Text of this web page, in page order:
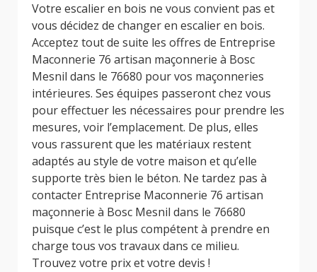
Votre escalier en bois ne vous convient pas et
vous décidez de changer en escalier en bois.
Acceptez tout de suite les offres de Entreprise
Maconnerie 76 artisan maçonnerie à Bosc
Mesnil dans le 76680 pour vos maçonneries
intérieures. Ses équipes passeront chez vous
pour effectuer les nécessaires pour prendre les
mesures, voir l’emplacement. De plus, elles
vous rassurent que les matériaux restent
adaptés au style de votre maison et qu’elle
supporte très bien le béton. Ne tardez pas à
contacter Entreprise Maconnerie 76 artisan
maçonnerie à Bosc Mesnil dans le 76680
puisque c’est le plus compétent à prendre en
charge tous vos travaux dans ce milieu.
Trouvez votre prix et votre devis !